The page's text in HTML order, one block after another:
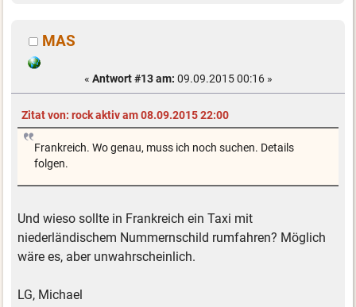
MAS
« Antwort #13 am: 09.09.2015 00:16 »
Zitat von: rock aktiv am 08.09.2015 22:00
Frankreich. Wo genau, muss ich noch suchen. Details
folgen.
Und wieso sollte in Frankreich ein Taxi mit
niederländischem Nummernschild rumfahren? Möglich
wäre es, aber unwahrscheinlich.
LG, Michael